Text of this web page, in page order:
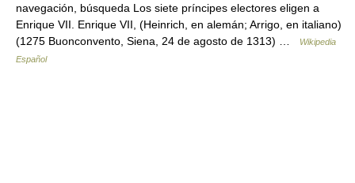
navegación, búsqueda Los siete príncipes electores eligen a
Enrique VII. Enrique VII, (Heinrich, en alemán; Arrigo, en italiano)
(1275 Buonconvento, Siena, 24 de agosto de 1313) …
Wikipedia
Español